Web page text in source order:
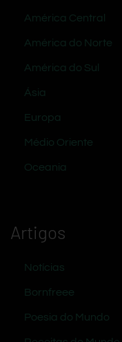
América Central
América do Norte
América do Sul
Ásia
Europa
Médio Oriente
Oceania
Artigos
Notícias
Bornfreee
Poesia do Mundo